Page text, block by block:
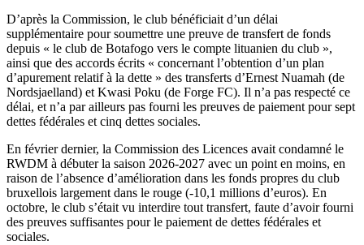
D’après la Commission, le club bénéficiait d’un délai
supplémentaire pour soumettre une preuve de transfert de fonds
depuis « le club de Botafogo vers le compte lituanien du club »,
ainsi que des accords écrits « concernant l’obtention d’un plan
d’apurement relatif à la dette » des transferts d’Ernest Nuamah (de
Nordsjaelland) et Kwasi Poku (de Forge FC). Il n’a pas respecté ce
délai, et n’a par ailleurs pas fourni les preuves de paiement pour sept
dettes fédérales et cinq dettes sociales.
En février dernier, la Commission des Licences avait condamné le
RWDM à débuter la saison 2026-2027 avec un point en moins, en
raison de l’absence d’amélioration dans les fonds propres du club
bruxellois largement dans le rouge (-10,1 millions d’euros). En
octobre, le club s’était vu interdire tout transfert, faute d’avoir fourni
des preuves suffisantes pour le paiement de dettes fédérales et
sociales.